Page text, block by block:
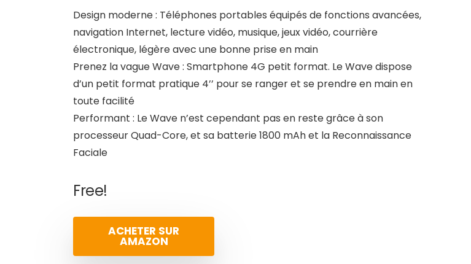
Design moderne : Téléphones portables équipés de fonctions avancées,
navigation Internet, lecture vidéo, musique, jeux vidéo, courrière
électronique, légère avec une bonne prise en main
Prenez la vague Wave : Smartphone 4G petit format. Le Wave dispose
d’un petit format pratique 4’’ pour se ranger et se prendre en main en
toute facilité
Performant : Le Wave n’est cependant pas en reste grâce à son
processeur Quad-Core, et sa batterie 1800 mAh et la Reconnaissance
Faciale
Free!
ACHETER SUR
AMAZON